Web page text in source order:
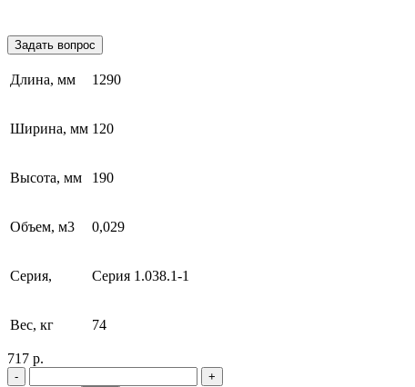
Задать вопрос
Длина, мм 1290
Ширина, мм 120
Высота, мм 190
Объем, м3 0,029
Серия, Серия 1.038.1-1
Вес, кг 74
717 р.
- +